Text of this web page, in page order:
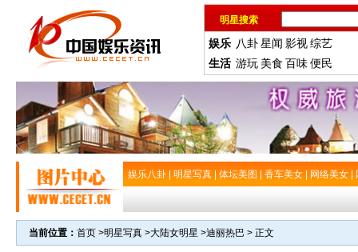
明星搜索
娱乐 八卦星闻 影视综艺
生活 游玩 美食 百味便民
娱乐八卦 明星写真 体坛美图 香车美女 网络美女
当前位置： 首页 >明星写真 >大陆女明星 >迪丽热巴 > 正文